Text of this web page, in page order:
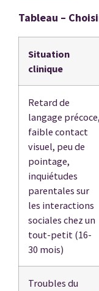
Tableau –
Situation
clinique
Retard de
langage précoce,
faible contact
visuel, peu de
pointage,
inquiétudes
parentales sur
les interactions
sociales chez un
tout-petit (16-
30 mois)
Troubles du